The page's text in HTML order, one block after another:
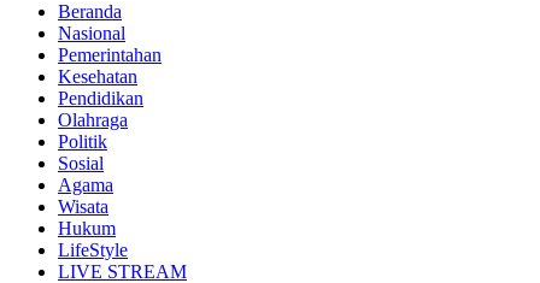
Beranda
Nasional
Pemerintahan
Kesehatan
Pendidikan
Olahraga
Politik
Sosial
Agama
Wisata
Hukum
LifeStyle
LIVE STREAM